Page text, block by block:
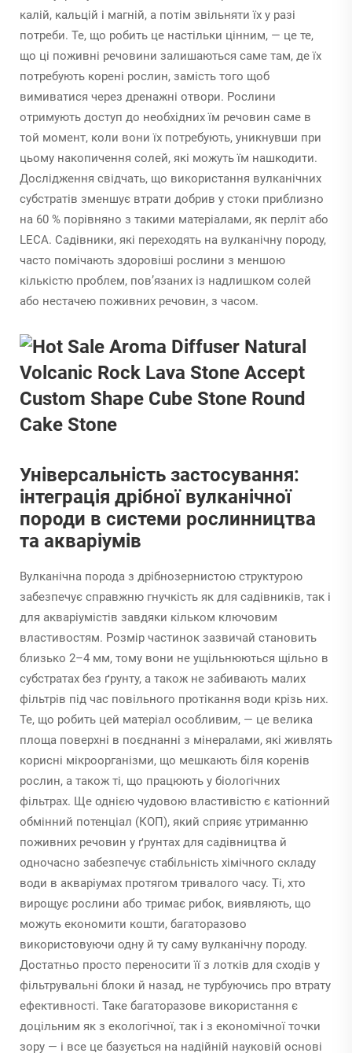
калій, кальцій і магній, а потім звільняти їх у разі
потреби. Те, що робить це настільки цінним, — це те,
що ці поживні речовини залишаються саме там, де їх
потребують корені рослин, замість того щоб
вимиватися через дренажні отвори. Рослини
отримують доступ до необхідних їм речовин саме в
той момент, коли вони їх потребують, уникнувши при
цьому накопичення солей, які можуть їм нашкодити.
Дослідження свідчать, що використання вулканічних
субстратів зменшує втрати добрив у стоки приблизно
на 60 % порівняно з такими матеріалами, як перліт або
LECA. Садівники, які переходять на вулканічну породу,
часто помічають здоровіші рослини з меншою
кількістю проблем, пов’язаних із надлишком солей
або нестачею поживних речовин, з часом.
Універсальність застосування:
інтеграція дрібної вулканічної
породи в системи рослинництва
та акваріумів
Вулканічна порода з дрібнозернистою структурою
забезпечує справжню гнучкість як для садівників, так і
для акваріумістів завдяки кільком ключовим
властивостям. Розмір частинок зазвичай становить
близько 2–4 мм, тому вони не ущільнюються щільно в
субстратах без ґрунту, а також не забивають малих
фільтрів під час повільного протікання води крізь них.
Те, що робить цей матеріал особливим, — це велика
площа поверхні в поєднанні з мінералами, які живлять
корисні мікроорганізми, що мешкають біля коренів
рослин, а також ті, що працюють у біологічних
фільтрах. Ще однією чудовою властивістю є катіонний
обмінний потенціал (КОП), який сприяє утриманню
поживних речовин у ґрунтах для садівництва й
одночасно забезпечує стабільність хімічного складу
води в акваріумах протягом тривалого часу. Ті, хто
вирощує рослини або тримає рибок, виявляють, що
можуть економити кошти, багаторазово
використовуючи одну й ту саму вулканічну породу.
Достатньо просто переносити її з лотків для сходів у
фільтрувальні блоки й назад, не турбуючись про втрату
ефективності. Таке багаторазове використання є
доцільним як з екологічної, так і з економічної точки
зору — і все це базується на надійній науковій основі